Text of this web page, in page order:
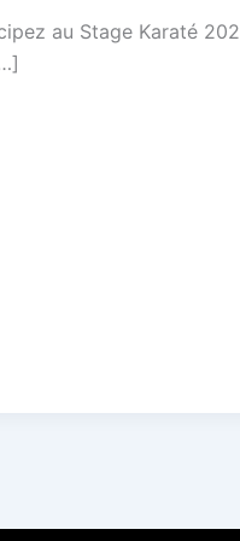
au Stage Karaté